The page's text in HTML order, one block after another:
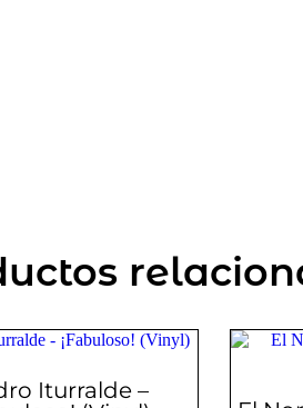
Iturralde –